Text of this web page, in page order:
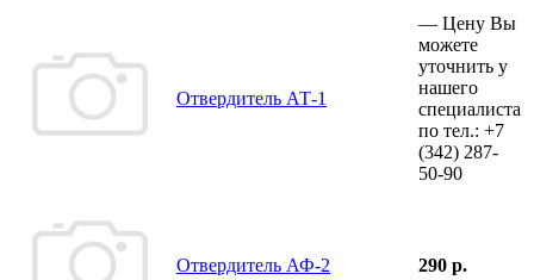
Отвердитель АТ-1
— Цену Вы
можете
уточнить у
нашего
специалиста
по тел.: +7
(342) 287-
50-90
Отвердитель АФ-2 290 р.